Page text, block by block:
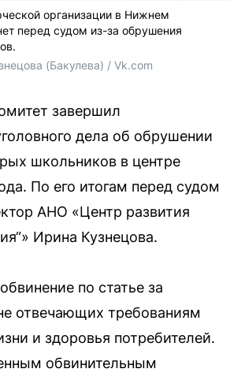
организации в Нижнем
перед судом из-за обрушения
(Бакулева) / Vk.com
завершил
дела об обрушении
школьников в центре
По его итогам перед судом
АНО «Центр развития
Ирина Кузнецова.
по статье за
отвечающих требованиям
и здоровья потребителей.
обвинительным